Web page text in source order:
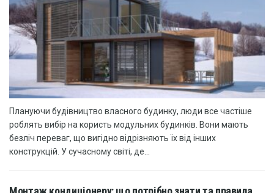
Плануючи будівництво власного будинку, люди все частіше
роблять вибір на користь модульних будинків. Вони мають
безліч переваг, що вигідно відрізняють їх від інших
конструкцій. У сучасному світі, де...